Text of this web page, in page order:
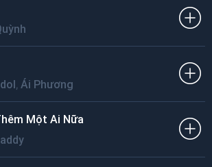
, Ái Phương
Một Ai Nữa